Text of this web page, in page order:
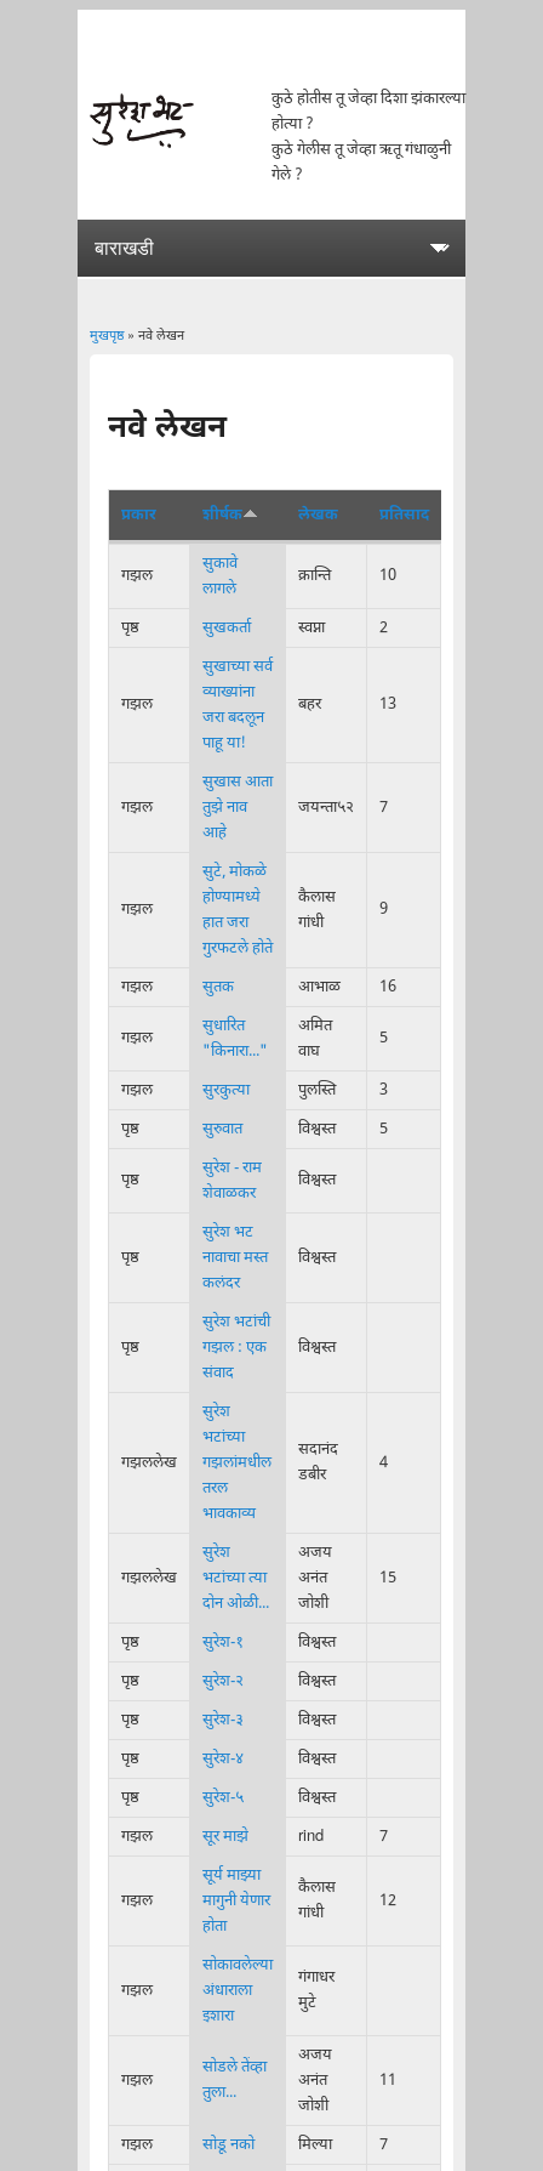
कुठे होतीस तू जेव्हा दिशा झंकारल्या
होत्या ?
कुठे गेलीस तू जेव्हा ऋतू गंधाळुनी
गेले ?
मुखपृष्ठ» नवे लेखन
नवे लेखन
प्रकार शीर्षक लेखक प्रतिसाद
गझल
सुकावे
लागले
क्रान्ति 10
पृष्ठ सुखकर्ता स्वप्ना 2
गझल
सुखाच्या सर्व
व्याख्यांना
जरा बदलून
पाहू या!
बहर 13
गझल
सुखास आता
तुझे नाव
आहे
जयन्ता५२ 7
गझल
सुटे, मोकळे
होण्यामध्ये
हात जरा
गुरफटले होते
कैलास
गांधी
9
गझल सुतक आभाळ 16
गझल
सुधारित
"किनारा..."
अमित
वाघ
5
गझल सुरकुत्या पुलस्ति
3
पृष्ठ
सुरुवात विश्वस्त 5
पृष्ठ
सुरेश - राम
शेवाळकर
विश्वस्त
पृष्ठ
सुरेश भट
नावाचा मस्त
कलंदर
विश्वस्त
पृष्ठ
सुरेश भटांची
गझल : एक
संवाद
विश्वस्त
गझललेख
सुरेश
भटांच्या
गझलांमधील
तरल
भावकाव्य
सदानंद
डबीर
4
गझललेख
सुरेश
भटांच्या त्या
दोन ओळी...
अजय
अनंत
जोशी
15
पृष्ठ सुरेश-१
विश्वस्त
पृष्ठ
सुरेश-२
विश्वस्त
पृष्ठ
सुरेश-३
विश्वस्त
पृष्ठ
सुरेश-४
विश्वस्त
पृष्ठ
सुरेश-५
विश्वस्त
गझल
सूर माझे rind 7
गझल
सूर्य माझ्या
मागुनी येणार
होता
कैलास
गांधी
12
गझल
सोकावलेल्या
अंधाराला
इशारा
गंगाधर
मुटे
गझल
सोडले तेंव्हा
तुला...
अजय
अनंत
जोशी
11
गझल सोडू नको मिल्या 7